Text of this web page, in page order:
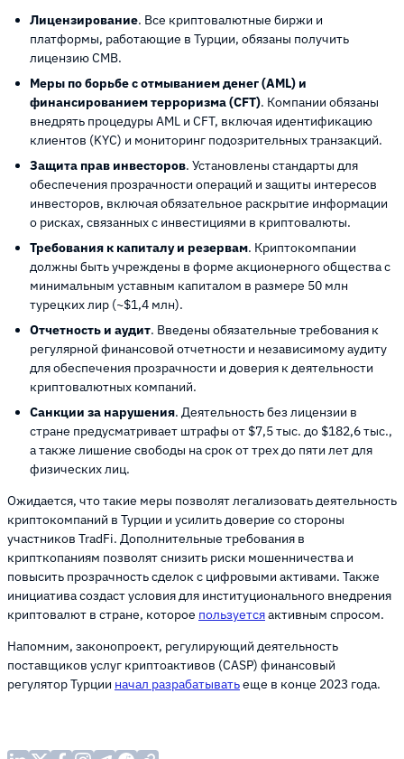
Лицензирование. Все криптовалютные биржи и
платформы, работающие в Турции, обязаны получить
лицензию CMB.
Меры по борьбе с отмыванием денег (AML) и
финансированием терроризма (CFT). Компании обязаны
внедрять процедуры AML и CFT, включая идентификацию
клиентов (KYC) и мониторинг подозрительных транзакций.
Защита прав инвесторов. Установлены стандарты для
обеспечения прозрачности операций и защиты интересов
инвесторов, включая обязательное раскрытие информации
о рисках, связанных с инвестициями в криптовалюты.
Требования к капиталу и резервам. Криптокомпании
должны быть учреждены в форме акционерного общества с
минимальным уставным капиталом в размере 50 млн
турецких лир (~$1,4 млн).
Отчетность и аудит. Введены обязательные требования к
регулярной финансовой отчетности и независимому аудиту
для обеспечения прозрачности и доверия к деятельности
криптовалютных компаний.
Санкции за нарушения. Деятельность без лицензии в
стране предусматривает штрафы от $7,5 тыс. до $182,6 тыс.,
а также лишение свободы на срок от трех до пяти лет для
физических лиц.
Ожидается, что такие меры позволят легализовать деятельность
криптокомпаний в Турции и усилить доверие со стороны
участников TradFi. Дополнительные требования в
крипткопаниям позволят снизить риски мошенничества и
повысить прозрачность сделок с цифровыми активами. Также
инициатива создаст условия для институционального внедрения
криптовалют в стране, которое пользуетсяактивным спросом.
Напомним, законопроект, регулирующий деятельность
поставщиков услуг криптоактивов (CASP) финансовый
регулятор Турции начал разрабатыватьеще в конце 2023 года.